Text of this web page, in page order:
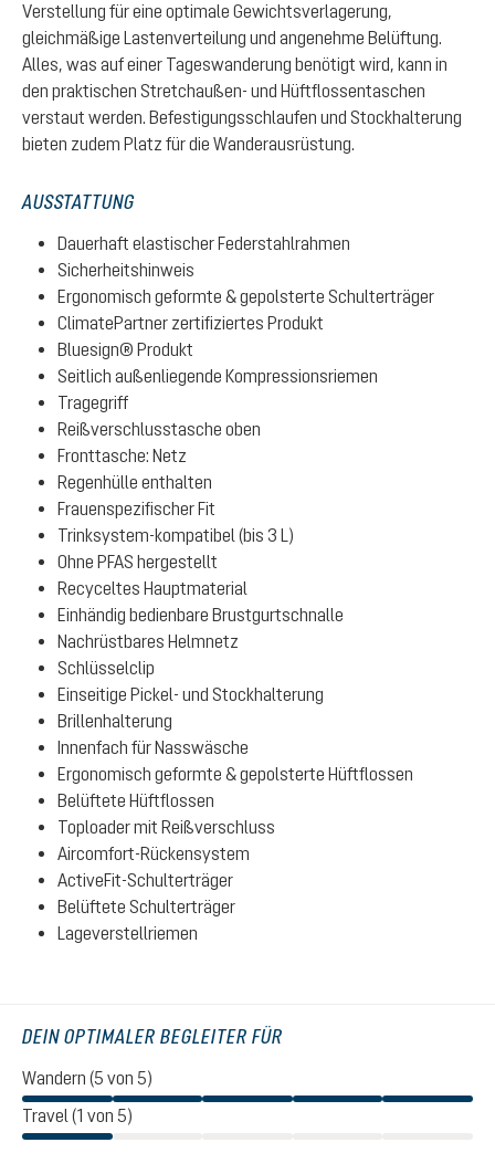
Verstellung für eine optimale Gewichtsverlagerung,
gleichmäßige Lastenverteilung und angenehme Belüftung.
Alles, was auf einer Tageswanderung benötigt wird, kann in
den praktischen Stretchaußen- und Hüftflossentaschen
verstaut werden. Befestigungsschlaufen und Stockhalterung
bieten zudem Platz für die Wanderausrüstung.
AUSSTATTUNG
Dauerhaft elastischer Federstahlrahmen
Sicherheitshinweis
Ergonomisch geformte & gepolsterte Schulterträger
ClimatePartner zertifiziertes Produkt
Bluesign® Produkt
Seitlich außenliegende Kompressionsriemen
Tragegriff
Reißverschlusstasche oben
Fronttasche: Netz
Regenhülle enthalten
Frauenspezifischer Fit
Trinksystem-kompatibel (bis 3 L)
Ohne PFAS hergestellt
Recyceltes Hauptmaterial
Einhändig bedienbare Brustgurtschnalle
Nachrüstbares Helmnetz
Schlüsselclip
Einseitige Pickel- und Stockhalterung
Brillenhalterung
Innenfach für Nasswäsche
Ergonomisch geformte & gepolsterte Hüftflossen
Belüftete Hüftflossen
Toploader mit Reißverschluss
Aircomfort-Rückensystem
ActiveFit-Schulterträger
Belüftete Schulterträger
Lageverstellriemen
DEIN OPTIMALER BEGLEITER FÜR
Wandern (5 von 5)
Travel (1 von 5)